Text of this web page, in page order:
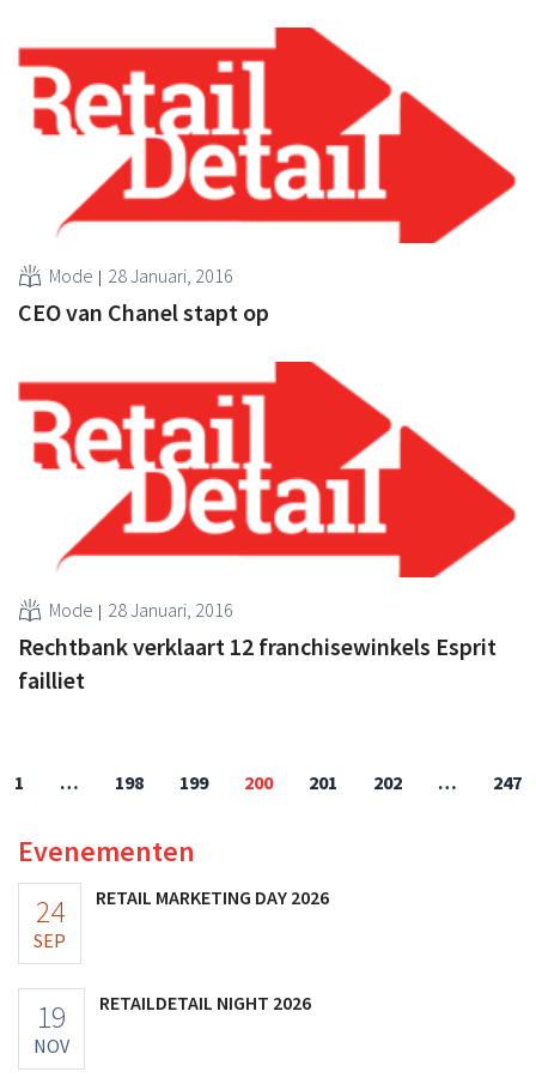
Mode 28 Januari, 2016
CEO van Chanel stapt op
Mode 28 Januari, 2016
Rechtbank verklaart 12 franchisewinkels Esprit
failliet
1 … 198 199 200 201 202 … 247
Evenementen
24
SEP
RETAIL MARKETING DAY 2026
19
NOV
RETAILDETAIL NIGHT 2026